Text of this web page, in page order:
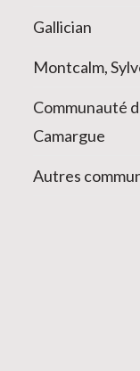
Gallician
Montcalm,
Communauté
Camargue
Autres